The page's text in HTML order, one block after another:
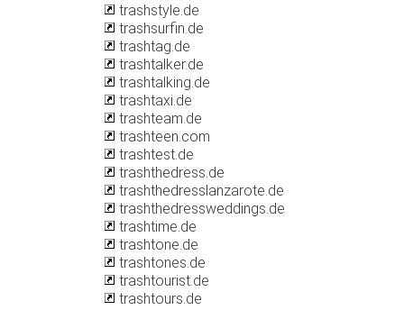
trashstyle.de
trashsurfin.de
trashtag.de
trashtalker.de
trashtalking.de
trashtaxi.de
trashteam.de
trashteen.com
trashtest.de
trashthedress.de
trashthedresslanzarote.de
trashthedressweddings.de
trashtime.de
trashtone.de
trashtones.de
trashtourist.de
trashtours.de